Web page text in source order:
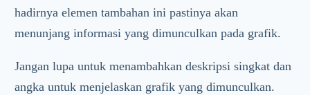
hadirnya elemen tambahan ini pastinya akan
menunjang informasi yang dimunculkan pada grafik.
Jangan lupa untuk menambahkan deskripsi singkat dan
angka untuk menjelaskan grafik yang dimunculkan.